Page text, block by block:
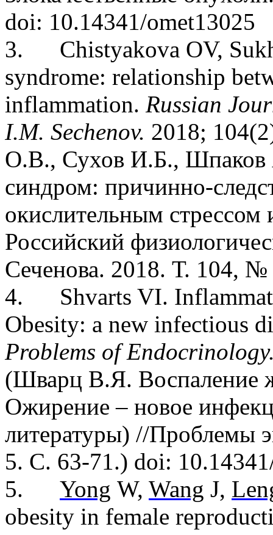
doi: 10.14341/omet13025
3.
Chistyakova OV,
syndrome: relationship
inflammation. Russian
I.M. Sechenov. 2018;
О.В., Сухов И.Б., Шпаков
синдром: причинно-
окислительным
Российский
Сеченова. 2018. Т. 104,
4.
Shvarts VI.
Obesity: a new infectious
Problems of
(Шварц В.Я. Воспаление
Ожирение – новое
литературы) //Проблемы
5. С. 63-71.) doi:
5.
Yong W, Wang J,
obesity in female